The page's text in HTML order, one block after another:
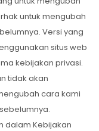
untuk mengubah
Versi yang
situs web
kebijakan privasi.
tidak akan
cara kami
dalam Kebijakan